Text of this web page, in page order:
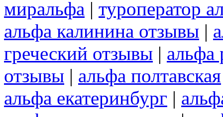
миральфа | туроператор
альфа калинина отзывы |
греческий отзывы | альфа
отзывы | альфа полтавская
альфа екатеринбург |